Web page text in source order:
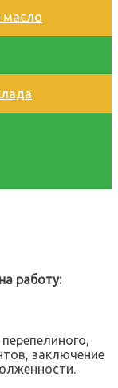
масло
работу:
заключение